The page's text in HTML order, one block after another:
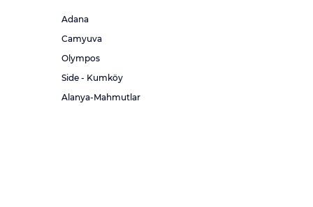
Adana
Camyuva
Olympos
Side - Kumköy
Alanya-Mahmutlar